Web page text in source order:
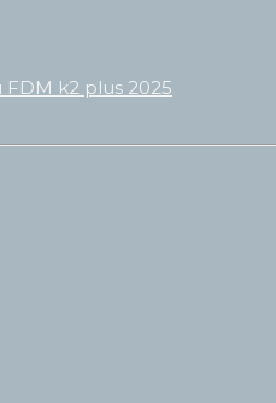
k2 plus 2025